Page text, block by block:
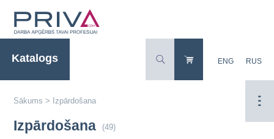
Katalogs ENG RUS
Sākums > Izpārdošana
Izpārdošana (49)